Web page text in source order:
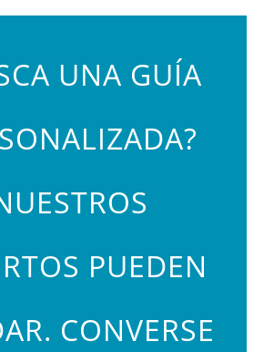
UNA GUÍA
PUEDEN
CONVERSE